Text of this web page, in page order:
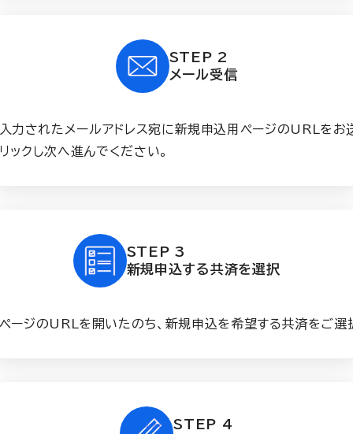
STEP 2
メール受信
力されたメールアドレス宛に新規申込用ページのURLをお
ックし次へ進んでください。
STEP 3
新規申込する共済を選択
ージのURLを開いたのち、新規申込を希望する共済をご選
STEP 4